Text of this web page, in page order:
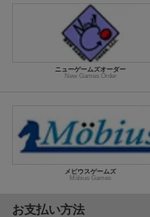
ニューゲームズオーダー
New Games Order
メビウスゲームズ
Möbius Games
お支払い方法